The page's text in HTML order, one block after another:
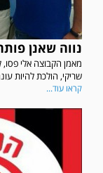
נווה שאנן
מאמן הקבוצה אלי
שריקי, הולכת להיות
קראו עוד...